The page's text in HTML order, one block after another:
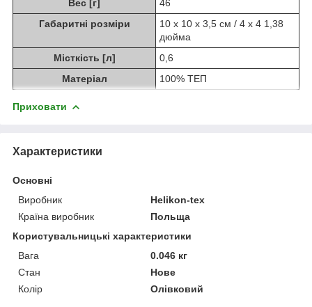
Вес [г]
46
Габаритні розміри
10 х 10 х 3,5 см / 4 х 4 1,38
дюйма
Місткість [л]
0,6
Матеріал
100% ТЕП
Приховати
Характеристики
Основні
Виробник
Helikon-tex
Країна виробник
Польща
Користувальницькі характеристики
Вага
0.046 кг
Стан
Нове
Колір
Олівковий